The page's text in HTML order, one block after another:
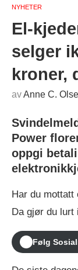
NYHETER
El-
selger
kroner,
avAnne C.
Power
oppgi
Har du mottatt
Da gjør du lurt
Følg